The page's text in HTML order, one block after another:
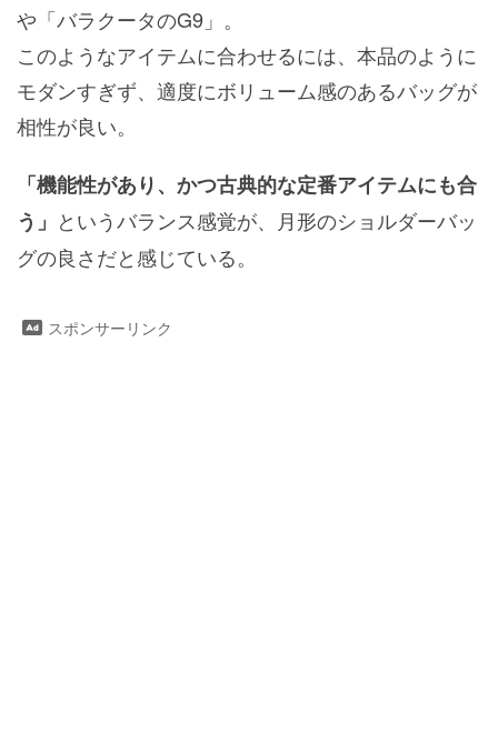
や「バラクータのG9」。
このようなアイテムに合わせるには、本品のように
モダンすぎず、適度にボリューム感のあるバッグが
相性が良い。
「機能性があり、かつ古典的な定番アイテムにも合
う」 というバランス感覚が、月形のショルダーバッ
グの良さだと感じている。
スポンサーリンク